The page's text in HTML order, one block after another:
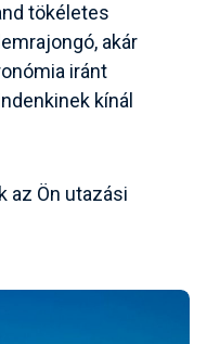
tökéletes
akár
iránt
kínál
az Ön utazási